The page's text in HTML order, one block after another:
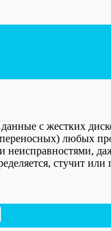
с жестких
любых
неисправностями,
стучит